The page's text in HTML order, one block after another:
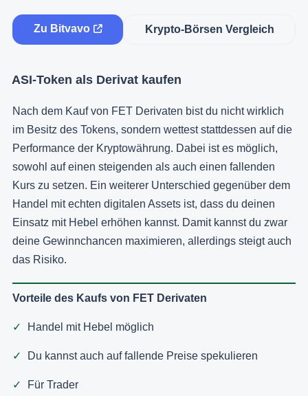
Zu Bitvavo Krypto-Börsen Vergleich
ASI-Token als Derivat kaufen
Nach dem Kauf von FET Derivaten bist du nicht wirklich
im Besitz des Tokens, sondern wettest stattdessen auf die
Performance der Kryptowährung. Dabei ist es möglich,
sowohl auf einen steigenden als auch einen fallenden
Kurs zu setzen. Ein weiterer Unterschied gegenüber dem
Handel mit echten digitalen Assets ist, dass du deinen
Einsatz mit Hebel erhöhen kannst. Damit kannst du zwar
deine Gewinnchancen maximieren, allerdings steigt auch
das Risiko.
Vorteile des Kaufs von FET Derivaten
Handel mit Hebel möglich
Du kannst auch auf fallende Preise spekulieren
Für Trader